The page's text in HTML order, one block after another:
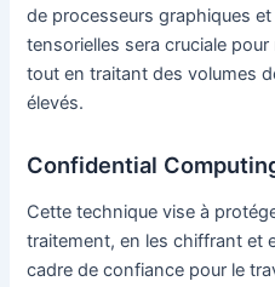
de processeurs graphiques
tensorielles sera cruciale
tout en traitant des volumes
élevés.
Confidential
Cette technique vise à
traitement, en les chiffrant et
cadre de confiance pour le